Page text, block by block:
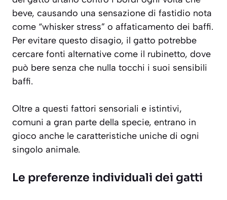
beve, causando una sensazione di fastidio nota
come “whisker stress” o affaticamento dei baffi.
Per evitare questo disagio, il gatto potrebbe
cercare fonti alternative come il rubinetto, dove
può bere senza che nulla tocchi i suoi sensibili
baffi.
Oltre a questi fattori sensoriali e istintivi,
comuni a gran parte della specie, entrano in
gioco anche le caratteristiche uniche di ogni
singolo animale.
Le preferenze individuali dei gatti